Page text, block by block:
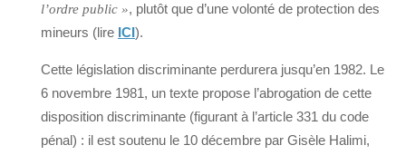
l’ordre public », plutôt que d’une volonté de protection des
mineurs (lire ICI).
Cette législation discriminante perdurera jusqu’en 1982. Le
6 novembre 1981, un texte propose l’abrogation de cette
disposition discriminante (figurant à l’article 331 du code
pénal) : il est soutenu le 10 décembre par Gisèle Halimi,